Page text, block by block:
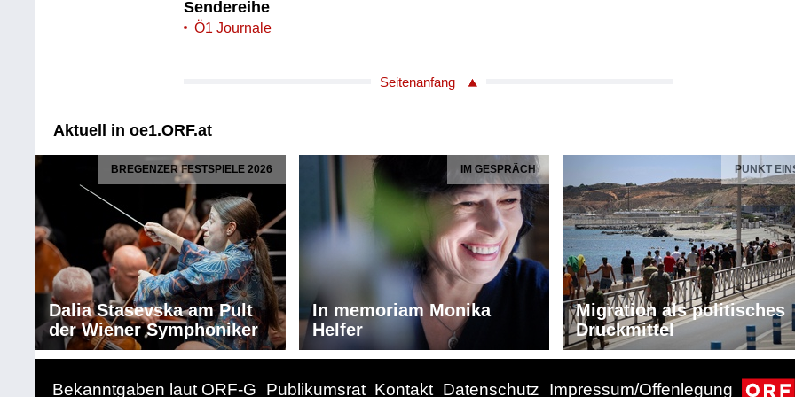
Sendereihe
Ö1 Journale
Seitenanfang
Aktuell in oe1.ORF.at
BREGENZER FESTSPIELE 2026
Dalia Stasevska am Pult
der Wiener Symphoniker
IM GESPRÄCH
In memoriam Monika
Helfer
PUNKT
Migration als politisches
Druckmittel
Bekanntgaben laut ORF-G Publikumsrat Kontakt Datenschutz Impressum/Offenlegung